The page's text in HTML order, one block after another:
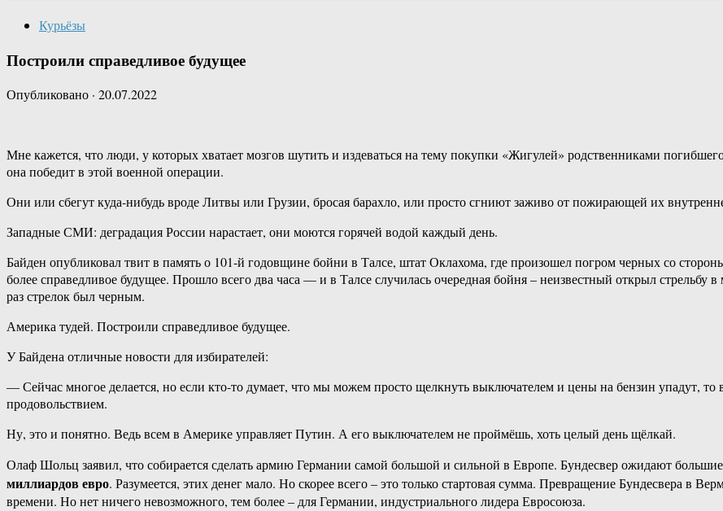
Курьёзы
Построили справедливое будущее
Опубликовано · 20.07.2022
Мне кажется, что люди, у которых хватает мозгов шутить и издеваться на тему покупки «Жигулей» родственниками
она победит в этой военной операции.
Они или сбегут куда-нибудь вроде Литвы или Грузии, бросая барахло, или просто сгниют заживо от пожирающей их
Западные СМИ: деградация России нарастает, они моются горячей водой каждый день.
Байден опубликовал твит в память о 101-й годовщине бойни в Талсе, штат Оклахома, где произошел погром черных со
более справедливое будущее. Прошло всего два часа — и в Талсе случилась очередная бойня – неизвестный открыл
раз стрелок был черным.
Америка тудей. Построили справедливое будущее.
У Байдена отличные новости для избирателей:
— Сейчас многое делается, но если кто-то думает, что мы можем просто щелкнуть выключателем и цены на бензин упадут, то
продовольствием.
Ну, это и понятно. Ведь всем в Америке управляет Путин. А его выключателем не проймёшь, хоть целый день щёлкай.
Олаф Шольц заявил, что собирается сделать армию Германии самой большой и сильной в Европе. Бундесвер ожидают
миллиардов евро. Разумеется, этих денег мало. Но скорее всего – это только стартовая сумма. Превращение Бундесвера в
времени. Но нет ничего невозможного, тем более – для Германии, индустриального лидера Евросоюза.